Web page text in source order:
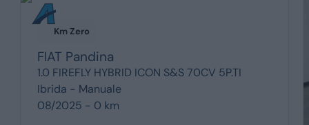
Km Zero
FIAT Pandina
1.0 FIREFLY HYBRID ICON S&S 70CV 5P.TI
Ibrida - Manuale
08/2025 - 0 km